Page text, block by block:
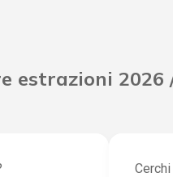
estrazioni 2026